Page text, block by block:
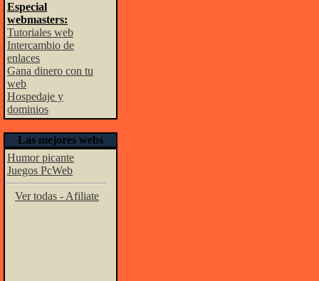
Especial
webmasters:
Tutoriales web
Intercambio de
enlaces
Gana dinero con tu
web
Hospedaje y
dominios
Las mejores webs
Humor picante
Juegos PcWeb
Ver todas - Afiliate